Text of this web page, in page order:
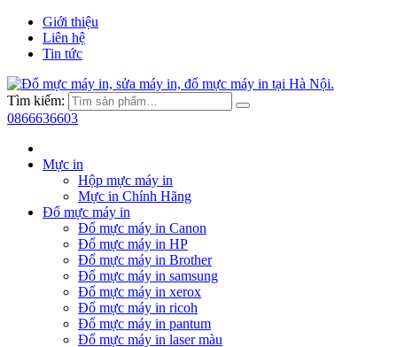
Giới thiệu
Liên hệ
Tin tức
Tìm kiếm:
0866636603
Mực in
Hộp mực máy in
Mực in Chính Hãng
Đổ mực máy in
Đổ mực máy in Canon
Đổ mực máy in HP
Đổ mực máy in Brother
Đổ mực máy in samsung
Đổ mực máy in xerox
Đổ mực máy in ricoh
Đổ mực máy in pantum
Đổ mực máy in laser màu